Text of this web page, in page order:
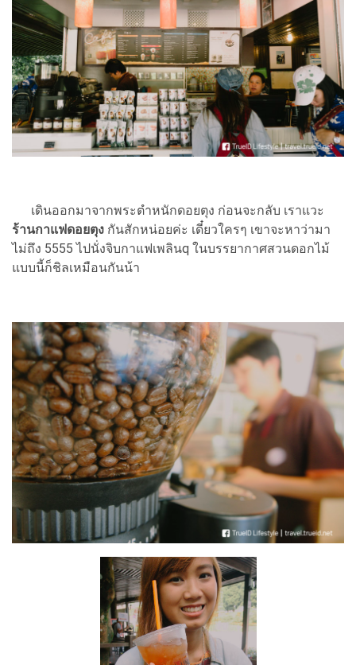
เดินออกมาจากพระตำหนักดอยตุง ก่อนจะกลับ เราแวะ
ร้านกาแฟดอยตุง กันสักหน่อยค่ะ เดี๋ยวใครๆ เขาจะหาว่ามา
ไม่ถึง 5555 ไปนั่งจิบกาแฟเพลินq ในบรรยากาศสวนดอกไม้
แบบนี้ก็ชิลเหมือนกันน้า